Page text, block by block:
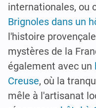
internationales, ou
Brignoles dans un
l'histoire
mystères de la
également avec un
Creuse, où la
mêle à l'artisanat